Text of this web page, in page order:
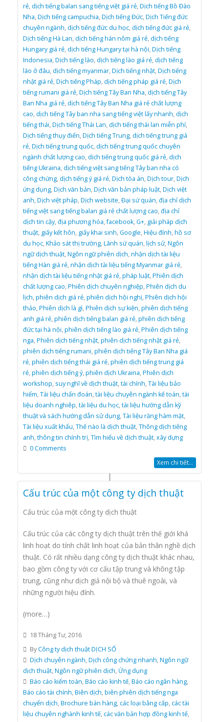
rẻ,dịch tiếng balan sang tiếng việt giá rẻ,Dịch tiếng Bồ Đào
Nha,Dịch tiếng campuchia,Dịch tiếng Đức,Dịch Tiếng đức
chuyên ngành,dịch tiếng đức du học,dịch tiếng đức giá rẻ,
Dịch tiếng Hà Lan,dịch tiếng hán nôm giá rẻ,dịch tiếng
Hungary giá rẻ,dịch tiếng Hungary tại hà nội,Dịch tiếng
Indonesia,Dịch tiếng lào,dịch tiếng lào giá rẻ,dịch tiếng
lào ở đâu,dịch tiếng myanmar,Dịch tiếng nhật,Dịch tiếng
nhật giá rẻ,Dịch tiếng Pháp,dịch tiếng pháp giá rẻ,Dịch
tiếng rumani giá rẻ,Dịch tiếng Tây Ban Nha,dịch tiếng Tây
Ban Nha giá rẻ,dịch tiếng Tây Ban Nha giá rẻ chất lượng
cao,dịch tiếng Tây ban nha sang tiếng việt lấy nhanh,dịch
tiếng thái,Dịch tiếng Thái Lan,dịch tiếng thái lan miễn phí,
Dịch tiếng thụy điển,Dịch tiếng Trung,dịch tiếng trung giá
rẻ,Dịch tiếng trung quốc,dịch tiếng trung quốc chuyên
ngành chất lượng cao,dịch tiếng trung quốc giá rẻ,dịch
tiếng Ukraina,dịch tiếng việt sang tiếng Tây ban nha có
công chứng,dịch tiếng ý giá rẻ,Dịch tòa án,Dịch tour,Dịch
ứng dụng,Dịch văn bản,Dịch văn bản pháp luật,Dịch việt
anh,Dịch việt pháp,Dịch website,Đại sứ quán,địa chỉ dịch
tiếng việt sang tiếng balan giá rẻ chất lượng cao,địa chỉ
dịch tin cậy,địa phương hóa,facebook,G+, giải pháp dịch
thuật, giấy kết hôn, giấy khai sinh,Google,Hiệu đính,hồ sơ
du học,Khảo sát thị trường,Lãnh sứ quán,lịch sử,Ngôn
ngữ dịch thuật,Ngôn ngữ phiên dịch,nhận dịch tài liệu
tiếng Hàn giá rẻ,nhận dịch tài liệu tiếng Myanmar giá rẻ,
nhận dịch tài liệu tiếng nhật giá rẻ,pháp luật,Phiên dịch
chất lượng cao,Phiên dịch chuyên nghiệp,Phiên dịch du
lịch,phiên dịch giá rẻ,phiên dịch hội nghị,Phiên dịch hội
thảo,Phiên dịch là gì,Phiên dịch sự kiện,phiên dịch tiếng
anh giá rẻ,phiên dịch tiếng balan giá rẻ,phiên dịch tiếng
đức tại hà nội,phiên dịch tiếng lào giá rẻ,Phiên dịch tiếng
nga,Phiên dịch tiếng nhật,phiên dịch tiếng nhật giá rẻ,
phiên dịch tiếng rumani,phiên dịch tiếng Tây Ban Nha giá
rẻ,phiên dịch tiếng thái giá rẻ,phiên dịch tiếng trung giá
rẻ,phiên dịch tiếng ý,phiên dịch Ukraina,Phiên dịch
workshop, suy nghĩ về dịch thuật,tài chính,Tài liệu bảo
hiểm,Tài liệu chẩn đoán,tài liệu chuyên ngành kế toán,tài
liệu doanh nghiêp,tài liệu du học,tài liệu hướng dẫn kỹ
thuật và sách hướng dẫn sử dụng,Tài liệu răng hàm mặt,
Tài liệu xuất khẩu,Thế nào là dịch thuật,Thông dịch tiếng
anh,thông tin chính trị,Tìm hiểu về dịch thuật,xây dựng
0 Comments
Xem chi tiết...
Cấu trúc của một công ty dịch thuật
Cấu trúc của một công ty dịch thuật
Cấu trúc của các công ty dịch thuật trên thế giới khá
linh hoạt do tính chất linh hoạt của bản thân nghề dịch
thuật. Có rất nhiều dạng công ty dịch thuật khác nhau,
bao gồm công ty với cơ cấu tập trung và không tập
trung, cũng như dịch giả nội bộ và thuê ngoài, và
những người hiệu đính.
(more…)
18 Tháng Tư, 2016
ByCông ty dịch thuật DỊCH SỐ
Dịch chuyên ngành,Dịch công chứng nhanh,Ngôn ngữ
dịch thuật,Ngôn ngữ phiên dịch, Ứng dụng
Báo cáo kiểm toán,Báo cáo kinh tế,Báo cáo ngân hàng,
Báo cáo tài chính,Biên dịch,biên phiên dịch tiếng nga
chuyển dịch,Brochure bán hàng,các loại bằng cấp,các tài
liệu chuyên nghành kinh tế,các văn bản hợp đồng kinh tế,